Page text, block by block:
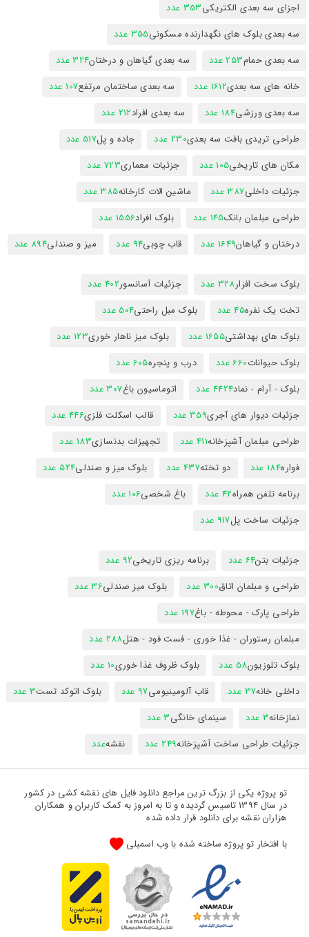
اجزای سه بعدی الکتریکی353 عدد
سه بعدی بلوک های نگهدارنده مسکونی355 عدد
سه بعدی حمام253 عدد سه بعدی گیاهان و درختان324 عدد
خانه های سه بعدی1612 عدد سه بعدی ساختمان مرتفع107 عدد
سه بعدی ورزشی184 عدد سه بعدی افراد212 عدد
طراحی تریدی بافت سه بعدی230 عدد جاده و پل517 عدد
مکان های تاریخی105 عدد جزئیات معماری723 عدد
جزئیات داخلی387 عدد ماشین الات کارخانه385 عدد
طراحی مبلمان بانک145 عدد بلوک افراد1556 عدد
درختان و گیاهان1649 عدد قاب چوبی94 عدد میز و صندلی894 عدد
بلوک سخت افزار328 عدد جزئیات آسانسور402 عدد
تخت یک نفره45 عدد بلوک مبل راحتی504 عدد
بلوک های بهداشتی1655 عدد بلوک میز ناهار خوری123 عدد
بلوک حیوانات660 عدد درب و پنجره605 عدد
بلوک - آرام - نماد4424 عدد اتوماسیون باغ307 عدد
جزئیات دیوار های آجری359 عدد قالب اسکلت فلزی446 عدد
طراحی مبلمان آشپزخانه411 عدد تجهیزات بدنسازی183 عدد
فواره184 عدد دو تخته437 عدد بلوک میز و صندلی524 عدد
برنامه تلفن همراه42 عدد باغ شخصی106 عدد
جزئیات ساخت پل917 عدد
جزئیات بتن64 عدد برنامه ریزی تاریخی92 عدد
طراحی و مبلمان اتاق300 عدد بلوک میز صندلی36 عدد
طراحی پارک - محوطه - باغ197 عدد
مبلمان رستوران - غذا خوری - فست فود - هتل288 عدد
بلوک تلوزیون58 عدد بلوک ظروف غذا خوری10 عدد
داخلی خانه37 عدد قاب آلومینیومی97 عدد بلوک اتوکد تست3 عدد
نمازخانه3 عدد سینمای خانگی3 عدد
جزئیات طراحی ساخت آشپزخانه249 عدد نقشهعدد
تو پروژه یکی از بزرگ ترین مراجع دانلود فایل های نقشه کشی در کشور
در سال 1394 تاسیس گردیده و تا به امروز به کمک کاربران و همکاران
هزاران نقشه برای دانلود قرار داده شده
با افتخار تو پروژه ساخته شده با وب اسمبلی